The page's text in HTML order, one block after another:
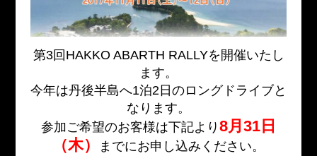
第3回HAKKO ABARTH RALLYを開催いたし
ます。
今年は丹後半島へ1泊2日のロングドライブと
なります。
参加ご希望のお客様は下記より 8月31日
（木）
までにお申し込みください。